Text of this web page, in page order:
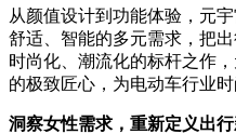
从颜值设计到功能体验，元
舒适、智能的多元需求，把
时尚化、潮流化的标杆之作
的极致匠心，为电动车行业
洞察女性需求，重新定义出